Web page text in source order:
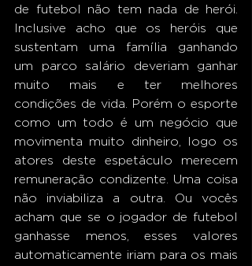
de futebol não tem nada de herói.
Inclusive acho que os heróis que
sustentam uma família ganhando
um parco salário deveriam ganhar
muito mais e ter melhores
condições de vida. Porém o esporte
como um todo é um negócio que
movimenta muito dinheiro, logo os
atores deste espetáculo merecem
remuneração condizente. Uma coisa
não inviabiliza a outra. Ou vocês
acham que se o jogador de futebol
ganhasse menos, esses valores
automaticamente iriam para os mais